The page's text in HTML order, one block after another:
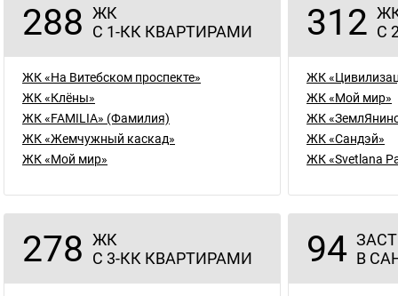
288 ЖК
С 1-КК КВАРТИРАМИ
ЖК «На Витебском проспекте»
ЖК «Клёны»
ЖК «FAMILIA» (Фамилия)
ЖК «Жемчужный каскад»
ЖК «Мой мир»
312 С
ЖК
ЖК «Мой мир»
ЖК
ЖК «Сандэй»
ЖК «Svetlana
278 ЖК
С 3-КК КВАРТИРАМИ
94 В